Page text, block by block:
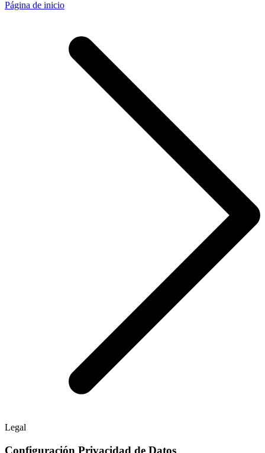
Página de inicio
Legal
Configuración Privacidad de Datos